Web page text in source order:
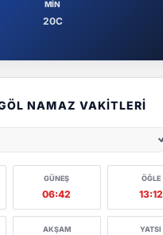
MIN
20C
NAMAZ VAKITLERI
GÜNEŞ
06:42
ÖĞLE
13:12
AKŞAM YATSI